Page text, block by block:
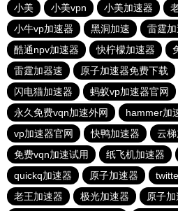
小美
小美vpn 小美加速器
小牛vp加速器
黑洞加速
雷霆
酷通npv加速器
快柠檬加速器
雷霆加器速
原子加速器免费下载
闪电猫加速器
蚂蚁vp加速器官网
永久免费vqn加速外网
hammer加
vp加速器官网
快鸭加速器 云
免费vqn加速试用
纸飞机加速器
quickq加速器
原子加速器
老王加速器
极光加速器
原子